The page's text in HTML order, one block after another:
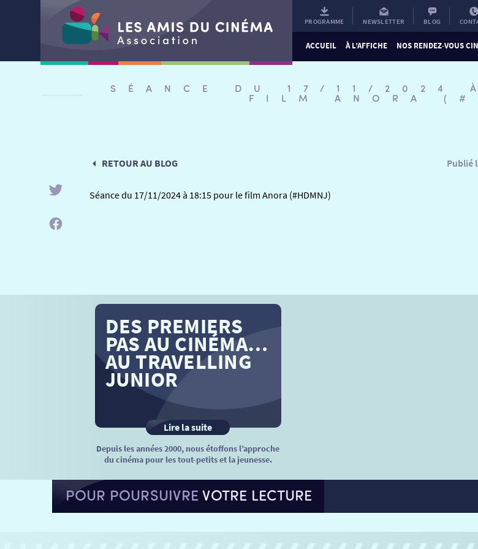
PROGRAMME NEWSLETTER BLOG
ACCUEIL À L’AFFICHE NOS RENDEZ-VOUS
SÉANCE DU 17/11/2024
FILM ANORA
RETOUR AU BLOG Publié
Séance du 17/11/2024 à 18:15 pour le film Anora (#HDMNJ)
DES PREMIERS
PAS AU CINÉMA…
AU TRAVELLING
JUNIOR
Lire la suite
Depuis les années 2000, nous étoffons l’approche
du cinéma pour les tout-petits et la jeunesse.
POUR POURSUIVREVOTRE LECTURE